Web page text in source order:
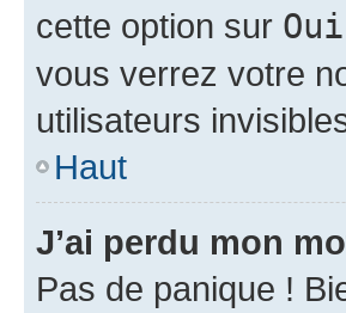
cette option sur Oui
vous verrez votre
utilisateurs
Haut
J’ai perdu mon
Pas de panique !